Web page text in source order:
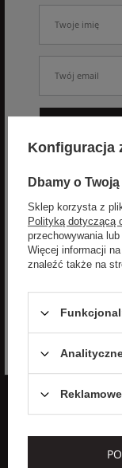
od velpa.pl
Zgadzam
(imię,
prawo
podstawie
do treści
danych na
Aeronautica
Konfiguracja
Dbamy o
Sklep korzysta z
Polityką dotyczącą
przechowywania
Więcej informacji
znaleźć także na